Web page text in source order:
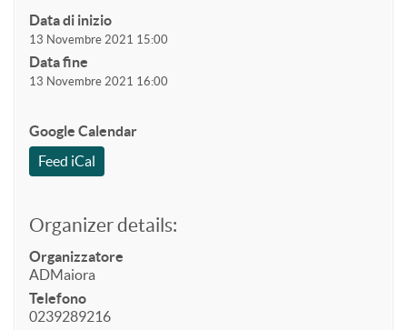
Data di inizio
13 Novembre 2021 15:00
Data fine
13 Novembre 2021 16:00
Google Calendar
Feed iCal
Organizer details:
Organizzatore
ADMaiora
Telefono
0239289216